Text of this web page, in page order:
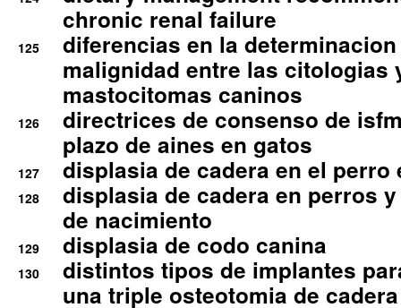
chronic renal failure
125
diferencias en la
malignidad entre las citologias
mastocitomas caninos
126
directrices de consenso de
plazo de aines en gatos
127 displasia de cadera en el perro
128
displasia de cadera en perros
de nacimiento
129 displasia de codo canina
130
distintos tipos de implantes
una triple osteotomia de cadera